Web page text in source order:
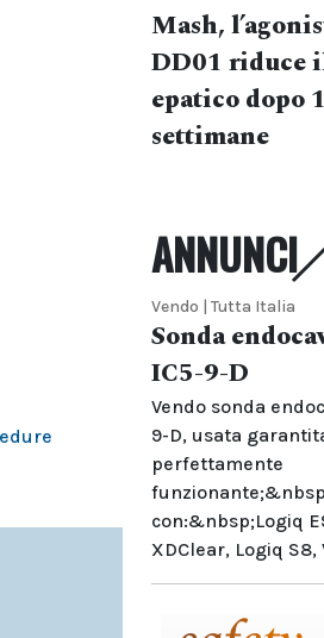
Mash,
DD01 riduce
epatico dopo
settimane
ANNUNCI
Vendo | Tutta Italia
Sonda
IC5-9-D
Vendo sonda
9-D, usata
perfettamente
con:&nbsp;Logiq
XDClear, Logiq S8,